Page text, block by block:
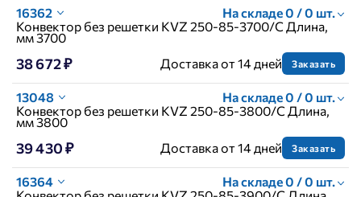
16362
На складе 0 / 0 шт.
Конвектор без решетки KVZ 250-85-3700/C Длина,
мм 3700
38 672 ₽ Доставка от 14 дней Заказать
13048
На складе 0 / 0 шт.
Конвектор без решетки KVZ 250-85-3800/C Длина,
мм 3800
39 430 ₽ Доставка от 14 дней Заказать
16364
На складе 0 / 0 шт.